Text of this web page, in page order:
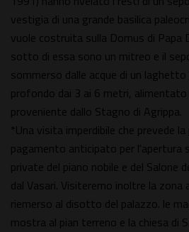
vestigia di una grande basilica
vuole costruita sulla Domus di Papa
sotto di essa sono un mitreo e il
sommerso dalle acque di un
profondo dai 3 ai 6 metri, alimentato
proveniente dallo Stagno di Agrippa.
*Una visita imperdibile che prevede
pagamento anticipato per l'apertura
private del piano nobile e del Salone
dal Vasari. Visiteremo inoltre la zona
riemerso al disotto del palazzo. le
mostra al pian terreno e la chiesa di